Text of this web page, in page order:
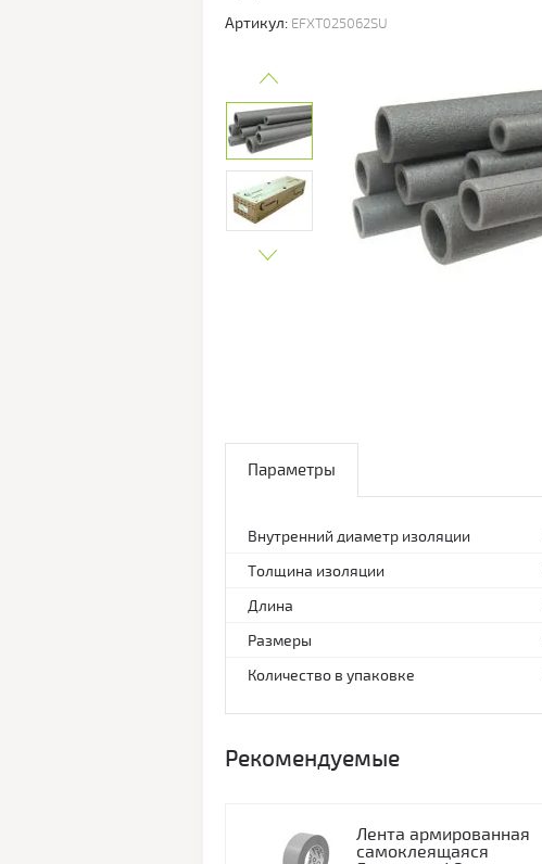
Артикул: EFXT025062SU
Параметры
Внутренний диаметр изоляции
Толщина изоляции
Длина
Размеры
Количество в упаковке
Рекомендуемые
Лента армированная
самоклеящаяся